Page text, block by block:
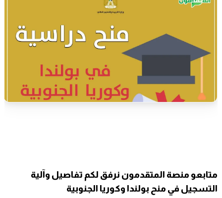
متابعو منصة المتقدمون نرفق لكم تفاصيل وآلية
التسجيل في منح بولندا وكوريا الجنوبية